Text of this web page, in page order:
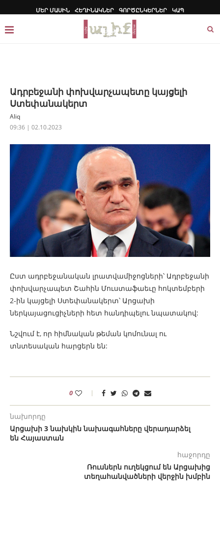
ՄԵՐ ՄԱՍԻՆ ՀԵՂԻՆԱԿՆԵՐ ԳՈՐԾԸՆԿԵՐՆԵՐ ԿԱՊ
Ադրբեջանի փոխվարչապետը կայցելի
Ստեփանակերտ
Aliq
09:36 | 02.10.2023
Ըստ ադրբեջանական լրատվամիջոցների՝ Ադրբեջանի
փոխվարչապետ Շահին Մուստաֆաեւը հոկտեմբերի
2-ին կայցելի Ստեփանակերտ՝ Արցախի
ներկայացուցիչների հետ հանդիպելու նպատակով:
Նշվում է, որ հիմնական թեման կոմունալ ու
տնտեսական հարցերն են:
0
նախորդը
Արցախի 3 նախկին նախագահները վերադարձել
են Հայաստան
հաջորդը
Ռուսներն ուղեկցում են Արցախից
տեղահանվածների վերջին խմբին